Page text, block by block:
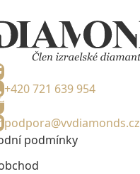
+420 721 639 954
podpora@vvdiamonds.cz
podmínky